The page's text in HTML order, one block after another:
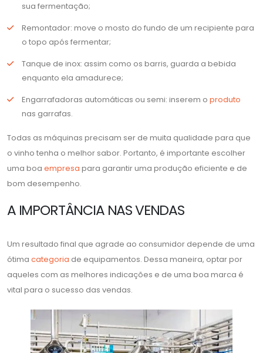
sua fermentação;
Remontador: move o mosto do fundo de um recipiente para
o topo após fermentar;
Tanque de inox: assim como os barris, guarda a bebida
enquanto ela amadurece;
Engarrafadoras automáticas ou semi: inserem o produto
nas garrafas.
Todas as máquinas precisam ser de muita qualidade para que
o vinho tenha o melhor sabor. Portanto, é importante escolher
uma boa empresa para garantir uma produção eficiente e de
bom desempenho.
A IMPORTÂNCIA NAS VENDAS
Um resultado final que agrade ao consumidor depende de uma
ótima categoria de equipamentos. Dessa maneira, optar por
aqueles com as melhores indicações e de uma boa marca é
vital para o sucesso das vendas.